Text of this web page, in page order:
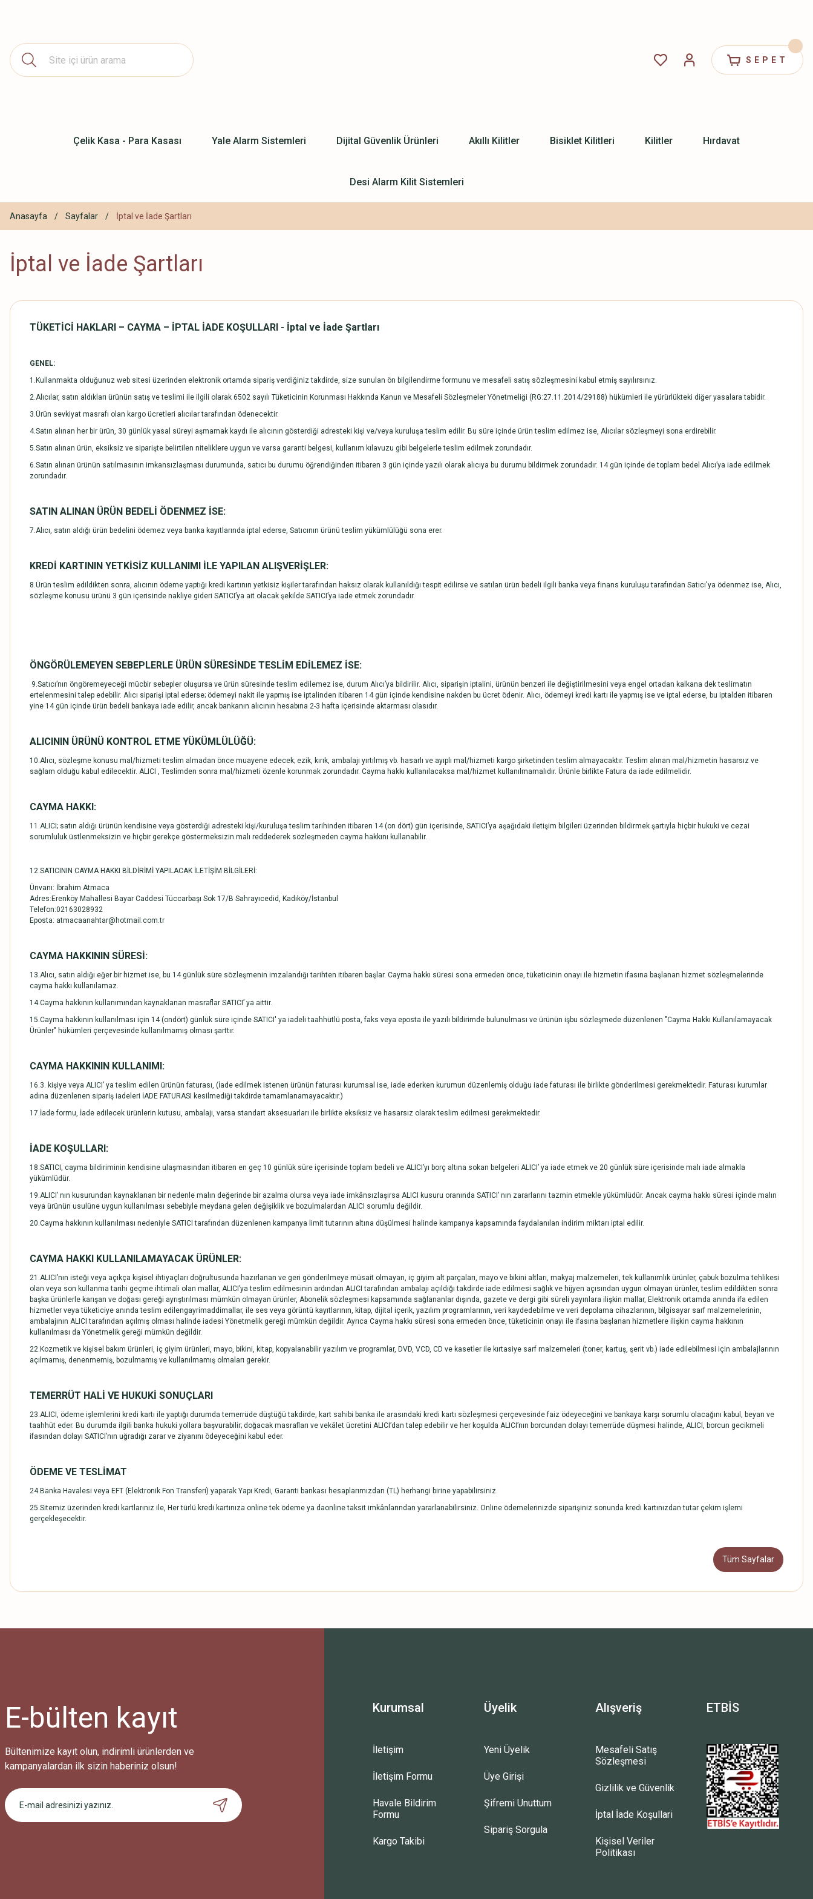
SEPET
Çelik Kasa - Para Kasası Yale Alarm Sistemleri Dijital Güvenlik Ürünleri Akıllı Kilitler Bisiklet Kilitleri Kilitler Hırdavat
Desi Alarm Kilit Sistemleri
Anasayfa Sayfalar İptal ve İade Şartları
İptal ve İade Şartları
TÜKETİCİ HAKLARI – CAYMA – İPTAL İADE KOŞULLARI - İptal ve İade Şartları
GENEL:
1.Kullanmakta olduğunuz web sitesi üzerinden elektronik ortamda sipariş verdiğiniz takdirde, size sunulan ön bilgilendirme formunu ve mesafeli satış sözleşmesini kabul etmiş sayılırsınız.
2.Alıcılar, satın aldıkları ürünün satış ve teslimi ile ilgili olarak 6502 sayılı Tüketicinin Korunması Hakkında Kanun ve Mesafeli Sözleşmeler Yönetmeliği (RG:27.11.2014/29188) hükümleri ile yürürlükteki diğer yasalara tabidir.
3.Ürün sevkiyat masrafı olan kargo ücretleri alıcılar tarafından ödenecektir.
4.Satın alınan her bir ürün, 30 günlük yasal süreyi aşmamak kaydı ile alıcının gösterdiği adresteki kişi ve/veya kuruluşa teslim edilir. Bu süre içinde ürün teslim edilmez ise, Alıcılar sözleşmeyi sona erdirebilir.
5.Satın alınan ürün, eksiksiz ve siparişte belirtilen niteliklere uygun ve varsa garanti belgesi, kullanım kılavuzu gibi belgelerle teslim edilmek zorundadır.
6.Satın alınan ürünün satılmasının imkansızlaşması durumunda, satıcı bu durumu öğrendiğinden itibaren 3 gün içinde yazılı olarak alıcıya bu durumu bildirmek zorundadır. 14 gün içinde de toplam bedel Alıcı’ya iade edilmek
zorundadır.
SATIN ALINAN ÜRÜN BEDELİ ÖDENMEZ İSE:
7.Alıcı, satın aldığı ürün bedelini ödemez veya banka kayıtlarında iptal ederse, Satıcının ürünü teslim yükümlülüğü sona erer.
KREDİ KARTININ YETKİSİZ KULLANIMI İLE YAPILAN ALIŞVERİŞLER:
8.Ürün teslim edildikten sonra, alıcının ödeme yaptığı kredi kartının yetkisiz kişiler tarafından haksız olarak kullanıldığı tespit edilirse ve satılan ürün bedeli ilgili banka veya finans kuruluşu tarafından Satıcı'ya ödenmez ise, Alıcı,
sözleşme konusu ürünü 3 gün içerisinde nakliye gideri SATICI’ya ait olacak şekilde SATICI’ya iade etmek zorundadır.
ÖNGÖRÜLEMEYEN SEBEPLERLE ÜRÜN SÜRESİNDE TESLİM EDİLEMEZ İSE:
9.Satıcı’nın öngöremeyeceği mücbir sebepler oluşursa ve ürün süresinde teslim edilemez ise, durum Alıcı’ya bildirilir. Alıcı, siparişin iptalini, ürünün benzeri ile değiştirilmesini veya engel ortadan kalkana dek teslimatın
ertelenmesini talep edebilir. Alıcı siparişi iptal ederse; ödemeyi nakit ile yapmış ise iptalinden itibaren 14 gün içinde kendisine nakden bu ücret ödenir. Alıcı, ödemeyi kredi kartı ile yapmış ise ve iptal ederse, bu iptalden itibaren
yine 14 gün içinde ürün bedeli bankaya iade edilir, ancak bankanın alıcının hesabına 2-3 hafta içerisinde aktarması olasıdır.
ALICININ ÜRÜNÜ KONTROL ETME YÜKÜMLÜLÜĞÜ:
10.Alıcı, sözleşme konusu mal/hizmeti teslim almadan önce muayene edecek; ezik, kırık, ambalajı yırtılmış vb. hasarlı ve ayıplı mal/hizmeti kargo şirketinden teslim almayacaktır. Teslim alınan mal/hizmetin hasarsız ve
sağlam olduğu kabul edilecektir. ALICI , Teslimden sonra mal/hizmeti özenle korunmak zorundadır. Cayma hakkı kullanılacaksa mal/hizmet kullanılmamalıdır. Ürünle birlikte Fatura da iade edilmelidir.
CAYMA HAKKI:
11.ALICI; satın aldığı ürünün kendisine veya gösterdiği adresteki kişi/kuruluşa teslim tarihinden itibaren 14 (on dört) gün içerisinde, SATICI’ya aşağıdaki iletişim bilgileri üzerinden bildirmek şartıyla hiçbir hukuki ve cezai
sorumluluk üstlenmeksizin ve hiçbir gerekçe göstermeksizin malı reddederek sözleşmeden cayma hakkını kullanabilir.
12.SATICININ CAYMA HAKKI BİLDİRİMİ YAPILACAK İLETİŞİM BİLGİLERİ:
Ünvanı: İbrahim Atmaca
Adres:Erenköy Mahallesi Bayar Caddesi Tüccarbaşı Sok 17/B Sahrayıcedid, Kadıköy/İstanbul
Telefon:02163028932
Eposta: atmacaanahtar@hotmail.com.tr
CAYMA HAKKININ SÜRESİ:
13.Alıcı, satın aldığı eğer bir hizmet ise, bu 14 günlük süre sözleşmenin imzalandığı tarihten itibaren başlar. Cayma hakkı süresi sona ermeden önce, tüketicinin onayı ile hizmetin ifasına başlanan hizmet sözleşmelerinde
cayma hakkı kullanılamaz.
14.Cayma hakkının kullanımından kaynaklanan masraflar SATICI’ ya aittir.
15.Cayma hakkının kullanılması için 14 (ondört) günlük süre içinde SATICI' ya iadeli taahhütlü posta, faks veya eposta ile yazılı bildirimde bulunulması ve ürünün işbu sözleşmede düzenlenen "Cayma Hakkı Kullanılamayacak
Ürünler" hükümleri çerçevesinde kullanılmamış olması şarttır.
CAYMA HAKKININ KULLANIMI:
16.3. kişiye veya ALICI’ ya teslim edilen ürünün faturası, (İade edilmek istenen ürünün faturası kurumsal ise, iade ederken kurumun düzenlemiş olduğu iade faturası ile birlikte gönderilmesi gerekmektedir. Faturası kurumlar
adına düzenlenen sipariş iadeleri İADE FATURASI kesilmediği takdirde tamamlanamayacaktır.)
17.İade formu, İade edilecek ürünlerin kutusu, ambalajı, varsa standart aksesuarları ile birlikte eksiksiz ve hasarsız olarak teslim edilmesi gerekmektedir.
İADE KOŞULLARI:
18.SATICI, cayma bildiriminin kendisine ulaşmasından itibaren en geç 10 günlük süre içerisinde toplam bedeli ve ALICI’yı borç altına sokan belgeleri ALICI’ ya iade etmek ve 20 günlük süre içerisinde malı iade almakla
yükümlüdür.
19.ALICI’ nın kusurundan kaynaklanan bir nedenle malın değerinde bir azalma olursa veya iade imkânsızlaşırsa ALICI kusuru oranında SATICI’ nın zararlarını tazmin etmekle yükümlüdür. Ancak cayma hakkı süresi içinde malın
veya ürünün usulüne uygun kullanılması sebebiyle meydana gelen değişiklik ve bozulmalardan ALICI sorumlu değildir.
20.Cayma hakkının kullanılması nedeniyle SATICI tarafından düzenlenen kampanya limit tutarının altına düşülmesi halinde kampanya kapsamında faydalanılan indirim miktarı iptal edilir.
CAYMA HAKKI KULLANILAMAYACAK ÜRÜNLER:
21.ALICI’nın isteği veya açıkça kişisel ihtiyaçları doğrultusunda hazırlanan ve geri gönderilmeye müsait olmayan, iç giyim alt parçaları, mayo ve bikini altları, makyaj malzemeleri, tek kullanımlık ürünler, çabuk bozulma tehlikesi
olan veya son kullanma tarihi geçme ihtimali olan mallar, ALICI’ya teslim edilmesinin ardından ALICI tarafından ambalajı açıldığı takdirde iade edilmesi sağlık ve hijyen açısından uygun olmayan ürünler, teslim edildikten sonra
başka ürünlerle karışan ve doğası gereği ayrıştırılması mümkün olmayan ürünler, Abonelik sözleşmesi kapsamında sağlananlar dışında, gazete ve dergi gibi süreli yayınlara ilişkin mallar, Elektronik ortamda anında ifa edilen
hizmetler veya tüketiciye anında teslim edilengayrimaddimallar, ile ses veya görüntü kayıtlarının, kitap, dijital içerik, yazılım programlarının, veri kaydedebilme ve veri depolama cihazlarının, bilgisayar sarf malzemelerinin,
ambalajının ALICI tarafından açılmış olması halinde iadesi Yönetmelik gereği mümkün değildir. Ayrıca Cayma hakkı süresi sona ermeden önce, tüketicinin onayı ile ifasına başlanan hizmetlere ilişkin cayma hakkının
kullanılması da Yönetmelik gereği mümkün değildir.
22.Kozmetik ve kişisel bakım ürünleri, iç giyim ürünleri, mayo, bikini, kitap, kopyalanabilir yazılım ve programlar, DVD, VCD, CD ve kasetler ile kırtasiye sarf malzemeleri (toner, kartuş, şerit vb.) iade edilebilmesi için ambalajlarının
açılmamış, denenmemiş, bozulmamış ve kullanılmamış olmaları gerekir.
TEMERRÜT HALİ VE HUKUKİ SONUÇLARI
23.ALICI, ödeme işlemlerini kredi kartı ile yaptığı durumda temerrüde düştüğü takdirde, kart sahibi banka ile arasındaki kredi kartı sözleşmesi çerçevesinde faiz ödeyeceğini ve bankaya karşı sorumlu olacağını kabul, beyan ve
taahhüt eder. Bu durumda ilgili banka hukuki yollara başvurabilir; doğacak masrafları ve vekâlet ücretini ALICI’dan talep edebilir ve her koşulda ALICI’nın borcundan dolayı temerrüde düşmesi halinde, ALICI, borcun gecikmeli
ifasından dolayı SATICI’nın uğradığı zarar ve ziyanını ödeyeceğini kabul eder.
ÖDEME VE TESLİMAT
24.Banka Havalesi veya EFT (Elektronik Fon Transferi) yaparak Yapı Kredi, Garanti bankası hesaplarımızdan (TL) herhangi birine yapabilirsiniz.
25.Sitemiz üzerinden kredi kartlarınız ile, Her türlü kredi kartınıza online tek ödeme ya daonline taksit imkânlarından yararlanabilirsiniz. Online ödemelerinizde siparişiniz sonunda kredi kartınızdan tutar çekim işlemi
gerçekleşecektir.
Tüm Sayfalar
E-bülten kayıt
Bültenimize kayıt olun, indirimli ürünlerden ve
kampanyalardan ilk sizin haberiniz olsun!
Kurumsal
İletişim
İletişim Formu
Havale Bildirim
Formu
Kargo Takibi
Üyelik
Yeni Üyelik
Üye Girişi
Şifremi Unuttum
Sipariş Sorgula
Alışveriş
Mesafeli Satış
Sözleşmesi
Gizlilik ve Güvenlik
İptal İade Koşullari
Kişisel Veriler
Politikası
ETBİS